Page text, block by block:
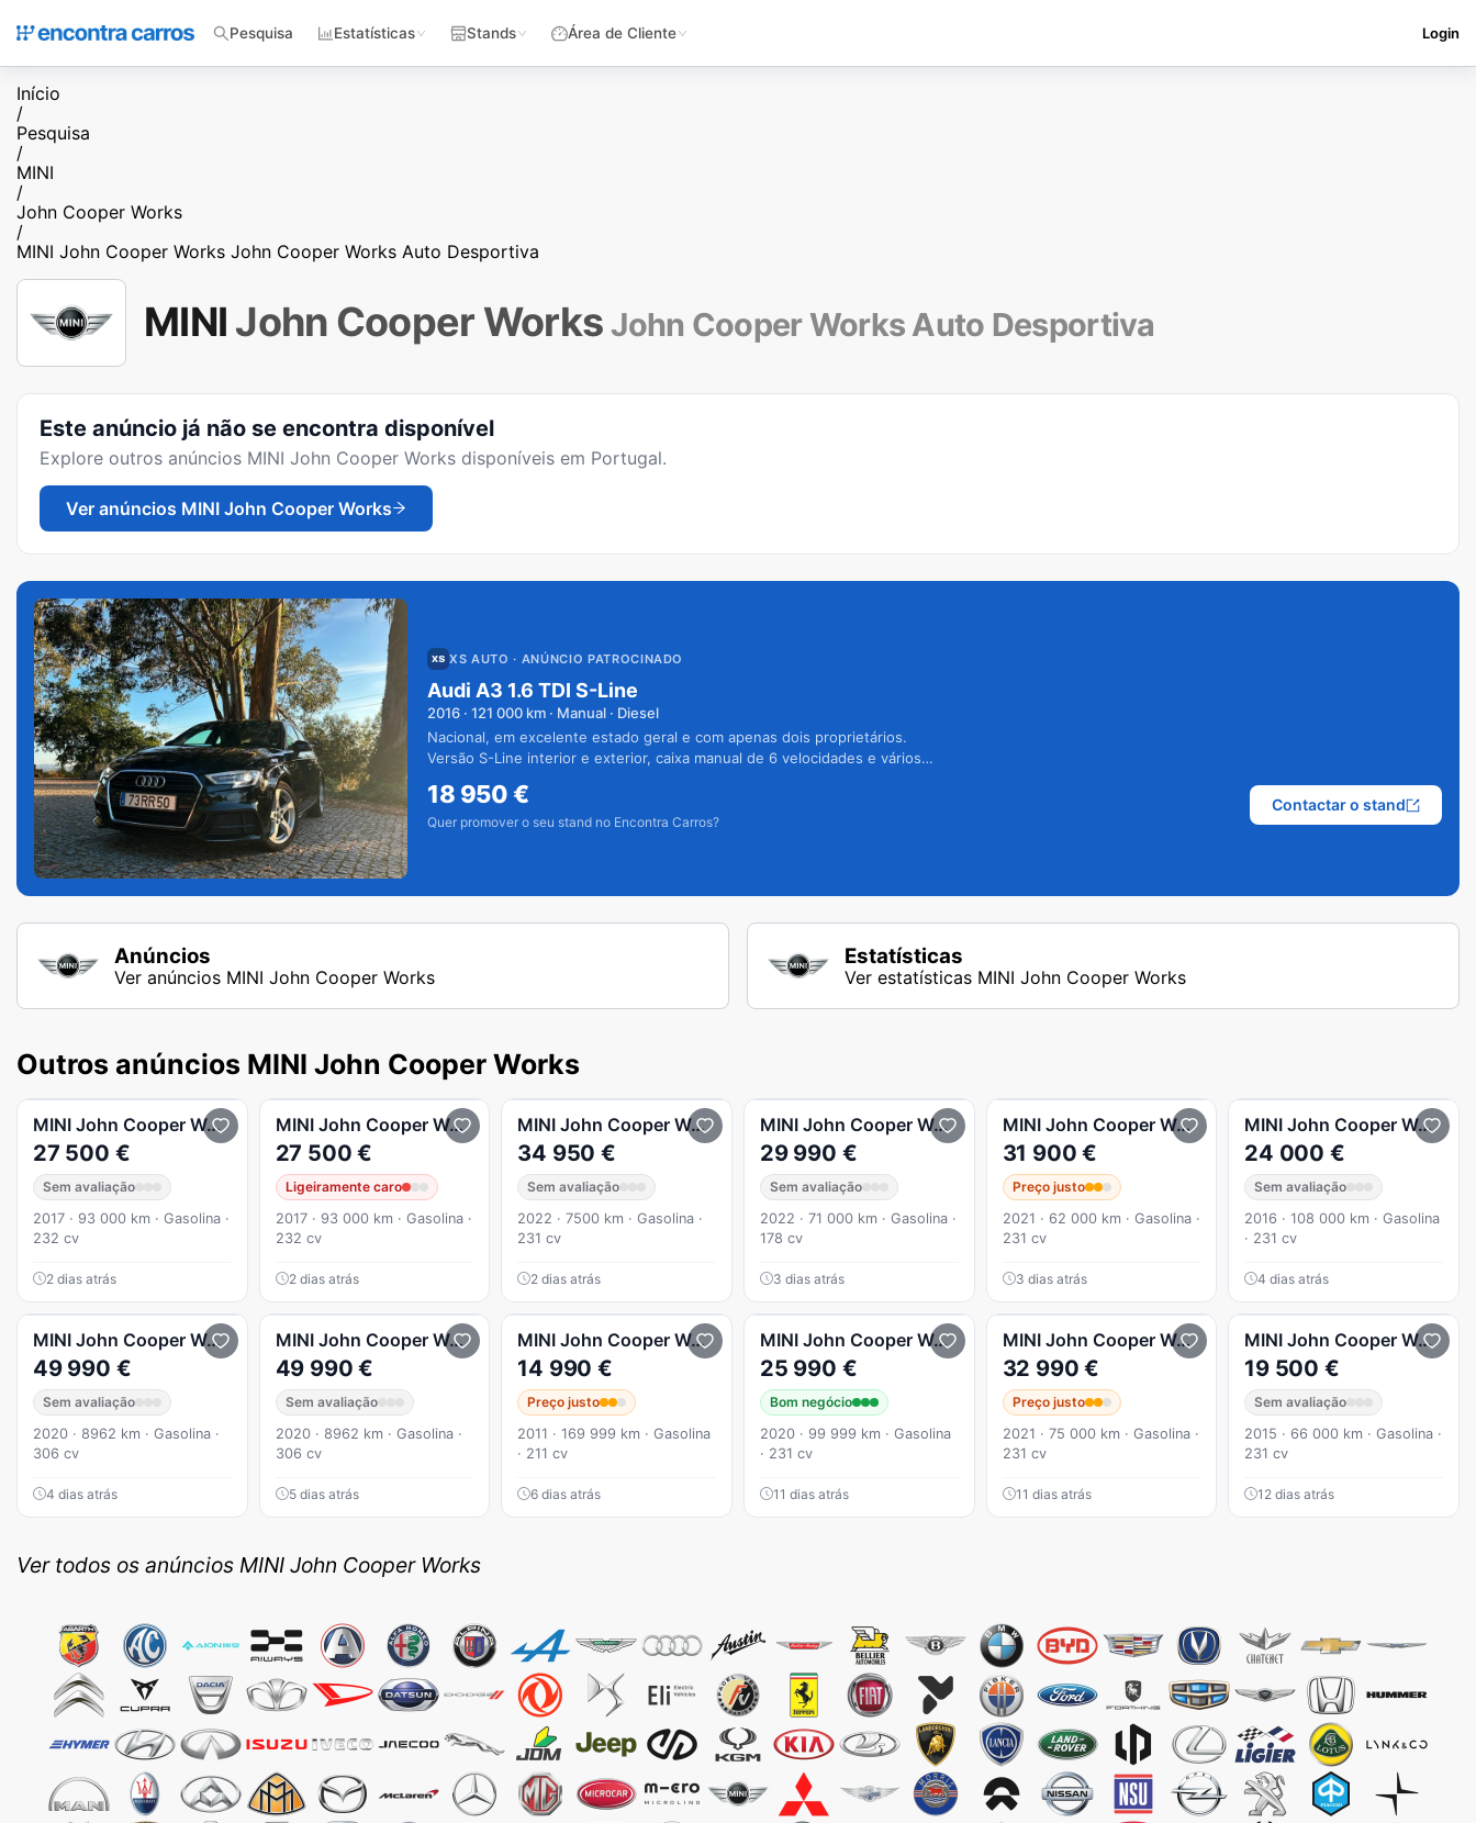
Pesquisa Estatísticas Stands Área de Cliente Login
Início
/
Pesquisa
/
MINI
/
John Cooper Works
/
MINI John Cooper Works John Cooper Works Auto Desportiva
MINI John Cooper Works John Cooper Works Auto Desportiva
Este anúncio já não se encontra disponível
Explore outros anúncios MINI John Cooper Works disponíveis em Portugal.
Ver anúncios MINI John Cooper Works
XS AUTO · ANÚNCIO PATROCINADO
Audi A3 1.6 TDI S-Line
2016 · 121 000 km · Manual · Diesel
Nacional, em excelente estado geral e com apenas dois proprietários.
Versão S-Line interior e exterior, caixa manual de 6 velocidades e vários
18 950€
Quer promover o seu stand no Encontra Carros?
Contactar o stand
Anúncios
Ver anúncios MINI John Cooper Works
Estatísticas
Ver estatísticas MINI John Cooper Works
Outros anúncios MINI John Cooper Works
MINI John Cooper Works
27 500 €
Sem avaliação
2017 · 93 000 km · Gasolina ·
232 cv
2 dias atrás
MINI John Cooper Works John Cooper Works Auto Desportiva
27 500 €
Ligeiramente caro
2017 · 93 000 km · Gasolina ·
232 cv
2 dias atrás
MINI John Cooper Works John Cooper Works Auto Desportiva
34 950 €
Sem avaliação
2022 · 7500 km · Gasolina ·
231 cv
2 dias atrás
MINI John Cooper Works John Cooper Works
29 990 €
Sem avaliação
2022 · 71 000 km · Gasolina ·
178 cv
3 dias atrás
MINI John Cooper Works John Cooper Works Auto
31 900 €
Preço justo
2021 · 62 000 km · Gasolina ·
231 cv
3 dias atrás
MINI John Cooper Works
24 000 €
Sem avaliação
2016 · 108 000 km · Gasolina
· 231 cv
4 dias atrás
MINI John Cooper Works GP 3 - n° 0094
49 990 €
Sem avaliação
2020 · 8962 km · Gasolina ·
306 cv
4 dias atrás
MINI John Cooper Works John Cooper Works GP
49 990 €
Sem avaliação
2020 · 8962 km · Gasolina ·
306 cv
5 dias atrás
MINI John Cooper Works 211CV
14 990 €
Preço justo
2011 · 169 999 km · Gasolina
· 211 cv
6 dias atrás
MINI John Cooper Works 231 CV
25 990 €
Bom negócio
2020 · 99 999 km · Gasolina
· 231 cv
11 dias atrás
MINI John Cooper Works John Cooper Works Plus
32 990 €
Preço justo
2021 · 75 000 km · Gasolina ·
231 cv
11 dias atrás
MINI John Cooper Works
19 500 €
Sem avaliação
2015 · 66 000 km · Gasolina ·
231 cv
12 dias atrás
Ver todos os anúncios MINI John Cooper Works